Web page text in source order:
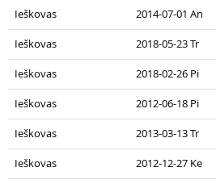
Ieškovas 2014-07-01 An
Ieškovas 2018-05-23 Tr
Ieškovas 2018-02-26 Pi
Ieškovas 2012-06-18 Pi
Ieškovas 2013-03-13 Tr
Ieškovas 2012-12-27 Ke